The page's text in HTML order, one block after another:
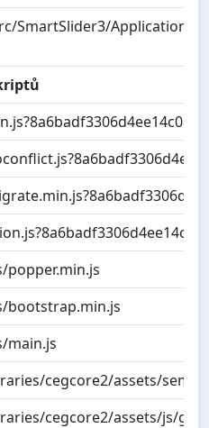
SmartSlider3/Application/
bootstrap.min.js
main.js
cegcore2/assets/
cegcore2/assets/js/g2.js